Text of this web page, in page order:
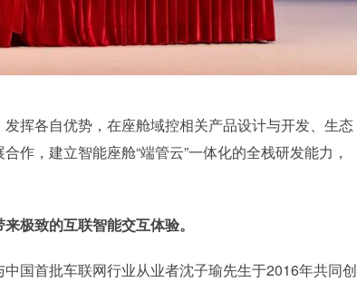
挥各自优势，在座舱域控相关产品设计与开发、生态
作，建立智能座舱“端管云”一体化的全栈研发能力，
极致的互联智能交互体验。
国首批车联网行业从业者沈子瑜先生于2016年共同创